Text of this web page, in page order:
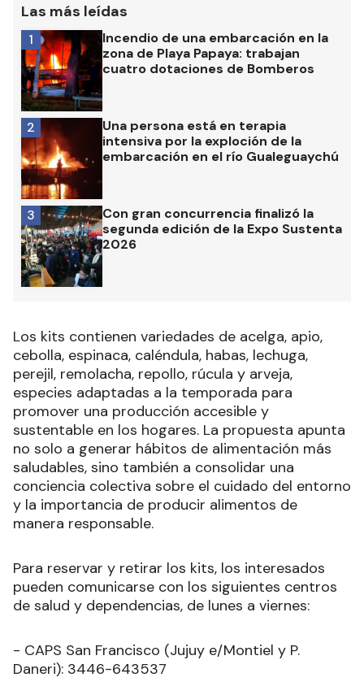
Las más leídas
Incendio de una embarcación en la
zona de Playa Papaya: trabajan
cuatro dotaciones de Bomberos
1
Una persona está en terapia
intensiva por la exploción de la
embarcación en el río Gualeguaychú
2
Con gran concurrencia finalizó la
segunda edición de la Expo Sustenta
2026
3
Los kits contienen variedades de acelga, apio,
cebolla, espinaca, caléndula, habas, lechuga,
perejil, remolacha, repollo, rúcula y arveja,
especies adaptadas a la temporada para
promover una producción accesible y
sustentable en los hogares. La propuesta apunta
no solo a generar hábitos de alimentación más
saludables, sino también a consolidar una
conciencia colectiva sobre el cuidado del entorno
y la importancia de producir alimentos de
manera responsable.
Para reservar y retirar los kits, los interesados
pueden comunicarse con los siguientes centros
de salud y dependencias, de lunes a viernes:
- CAPS San Francisco (Jujuy e/Montiel y P.
Daneri): 3446-643537